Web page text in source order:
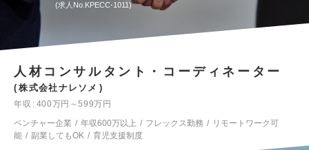
求人No.KPECC-1011
人材コンサルタント・コーディネーター
株式会社ナレソメ
年収
400万円～599万円
ベンチャー企業
年収600万以上 フレックス勤務
リモートワーク可
能
副業してもOK 育児支援制度